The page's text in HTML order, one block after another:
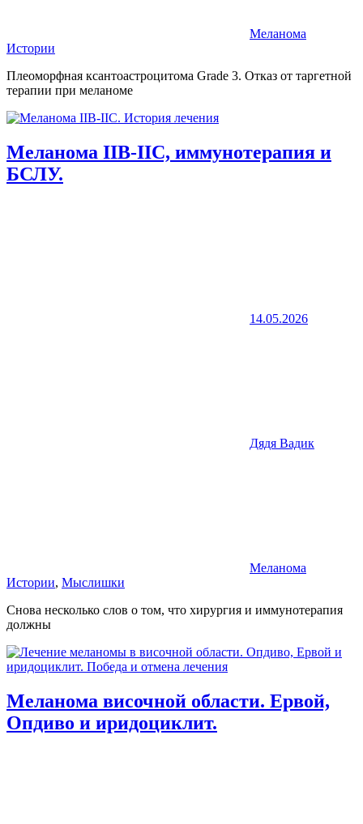
Меланома
Истории
Плеоморфная ксантоастроцитома Grade 3. Отказ от таргетной
терапии при меланоме
Меланома IIB-IIC, иммунотерапия и
БСЛУ.
14.05.2026
Дядя Вадик
Меланома
Истории, Мыслишки
Снова несколько слов о том, что хирургия и иммунотерапия
должны
Меланома височной области. Ервой,
Опдиво и иридоциклит.